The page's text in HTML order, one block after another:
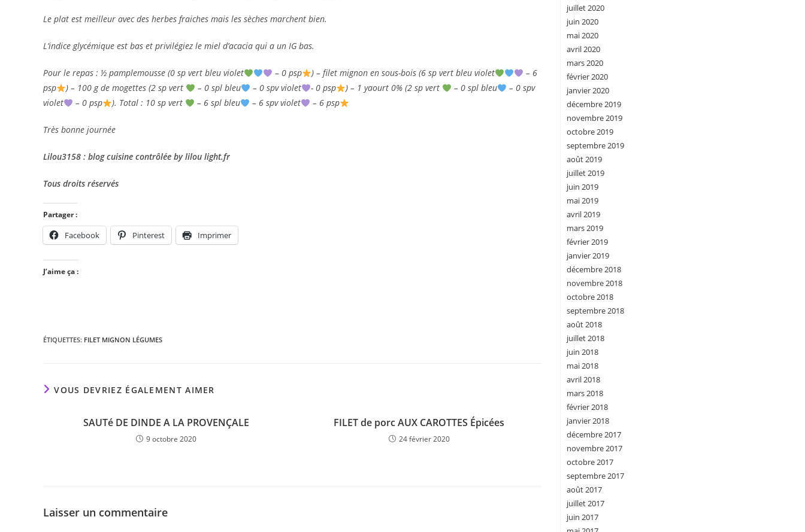
Le plat est meilleur avec des herbes fraiches mais les sèches marchent bien.
L’indice glycémique est bas et privilégiez le miel d’acacia qui a un IG bas.
Pour le repas : ½ pamplemousse (0 sp vert bleu violet – 0 psp ) – filet mignon en sous-bois (6 sp vert bleu violet
– 6
psp
) – 100 g de mogettes (2 sp vert – 0 spl bleu – 0 spv violet - 0 psp ) – 1 yaourt 0% (2 sp vert – 0 spl bleu
– 0 spv
violet
– 0 psp ). Total : 10 sp vert – 6 spl bleu – 6 spv violet – 6 psp
Très bonne journée
Lilou3158 : blog cuisine contrôlée by lilou light.fr
Tous droits réservés
Partager :
Facebook Pinterest Imprimer
J’aime ça :
ÉTIQUETTES: FILET MIGNON LÉGUMES
VOUS DEVRIEZ ÉGALEMENT AIMER
SAUTé DE DINDE A LA PROVENÇALE
9 octobre 2020
FILET de porc AUX CAROTTES Épicées
24 février 2020
Laisser un commentaire
juillet 2020
juin 2020
mai 2020
avril 2020
mars 2020
février 2020
janvier 2020
décembre 2019
novembre 2019
octobre 2019
septembre 2019
août 2019
juillet 2019
juin 2019
mai 2019
avril 2019
mars 2019
février 2019
janvier 2019
décembre 2018
novembre 2018
octobre 2018
septembre 2018
août 2018
juillet 2018
juin 2018
mai 2018
avril 2018
mars 2018
février 2018
janvier 2018
décembre 2017
novembre 2017
octobre 2017
septembre 2017
août 2017
juillet 2017
juin 2017